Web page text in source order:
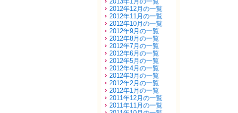
2012年12月の一覧
2012年11月の一覧
2012年10月の一覧
2012年9月の一覧
2012年8月の一覧
2012年7月の一覧
2012年6月の一覧
2012年5月の一覧
2012年4月の一覧
2012年3月の一覧
2012年2月の一覧
2012年1月の一覧
2011年12月の一覧
2011年11月の一覧